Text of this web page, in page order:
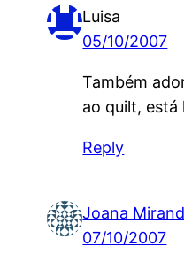
Luisa
05/10/2007
Também
ao quilt, está
Reply
Joana
07/10/2007